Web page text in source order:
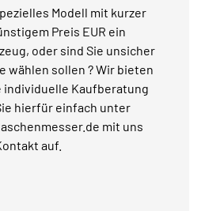
Modell mit kurzer
Preis EUR ein
oder sind Sie unsicher
wählen sollen ? Wir bieten
individuelle Kaufberatung
hierfür einfach unter
mit uns
auf.